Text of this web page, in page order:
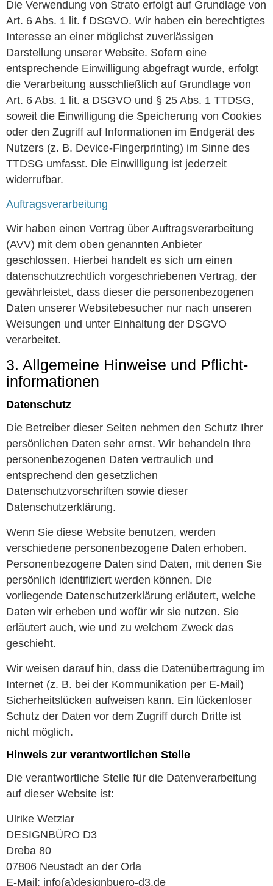
Die Verwendung von Strato erfolgt auf Grundlage von
Art. 6 Abs. 1 lit. f DSGVO. Wir haben ein berechtigtes
Interesse an einer möglichst zuverlässigen
Darstellung unserer Website. Sofern eine
entsprechende Einwilligung abgefragt wurde, erfolgt
die Verarbeitung ausschließlich auf Grundlage von
Art. 6 Abs. 1 lit. a DSGVO und § 25 Abs. 1 TTDSG,
soweit die Einwilligung die Speicherung von Cookies
oder den Zugriff auf Informationen im Endgerät des
Nutzers (z. B. Device-Fingerprinting) im Sinne des
TTDSG umfasst. Die Einwilligung ist jederzeit
widerrufbar.
Auftragsverarbeitung
Wir haben einen Vertrag über Auftragsverarbeitung
(AVV) mit dem oben genannten Anbieter
geschlossen. Hierbei handelt es sich um einen
datenschutzrechtlich vorgeschriebenen Vertrag, der
gewährleistet, dass dieser die personenbezogenen
Daten unserer Websitebesucher nur nach unseren
Weisungen und unter Einhaltung der DSGVO
verarbeitet.
3. Allgemeine Hinweise und Pflicht­
informationen
Datenschutz
Die Betreiber dieser Seiten nehmen den Schutz Ihrer
persönlichen Daten sehr ernst. Wir behandeln Ihre
personenbezogenen Daten vertraulich und
entsprechend den gesetzlichen
Datenschutzvorschriften sowie dieser
Datenschutzerklärung.
Wenn Sie diese Website benutzen, werden
verschiedene personenbezogene Daten erhoben.
Personenbezogene Daten sind Daten, mit denen Sie
persönlich identifiziert werden können. Die
vorliegende Datenschutzerklärung erläutert, welche
Daten wir erheben und wofür wir sie nutzen. Sie
erläutert auch, wie und zu welchem Zweck das
geschieht.
Wir weisen darauf hin, dass die Datenübertragung im
Internet (z. B. bei der Kommunikation per E-Mail)
Sicherheitslücken aufweisen kann. Ein lückenloser
Schutz der Daten vor dem Zugriff durch Dritte ist
nicht möglich.
Hinweis zur verantwortlichen Stelle
Die verantwortliche Stelle für die Datenverarbeitung
auf dieser Website ist:
Ulrike Wetzlar
DESIGNBÜRO D3
Dreba 80
07806 Neustadt an der Orla
E-Mail: info(a)designbuero-d3.de